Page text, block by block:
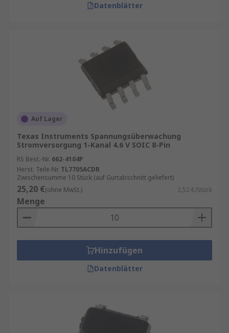
Datenblätter
Auf Lager
Texas Instruments Spannungsüberwachung
Stromversorgung 1-Kanal 4.6 V SOIC 8-Pin
RS Best.-Nr. 662-4104P
Herst. Teile-Nr. TL7705ACDR
Zwischensumme 10 Stück (auf Gurtabschnitt geliefert)
25,20 €(ohne MwSt.) 2,52 €/Stück
Menge
Hinzufügen
Datenblätter